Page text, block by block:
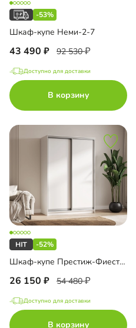
-53%
Шкаф-купе Неми-2-7
43 490 92 530
Доступно для доставки
В корзину
-52%
Шкаф-купе Престиж-Фиеста 2 двери
26 150 54 480
Доступно для доставки
В корзину